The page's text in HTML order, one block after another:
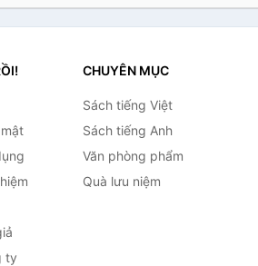
ty
CHUYÊN MỤC
Sách tiếng Việt
Sách tiếng Anh
Văn phòng phẩm
Quà lưu niệm